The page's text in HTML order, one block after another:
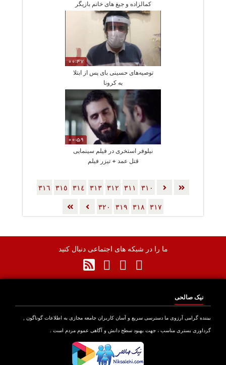
کمالزاده و جیغ های خانم بازیگر
00:47
توصیه‌های حسینی بای پس از ابتلا
به کرونا
00:59
نیلوفر استخری در فیلم سینمایی
قتل عمد + تیزر فیلم
٣١٠ ٣١١ ٣١٢ ٣١٣ ٣١٤ ٣١٥ ٣١٦
٣١٧ ٣١٨ ٣١٩ ٣٢٠
ما را در شبکه های اجتماعی دنبال کنید
نیک صالحی
بیننده گرامی آرزوی ما دسترسی سریع و آسان کاربران جامعه مجازی به اطلاعات گوناگون ,
گرداوری بستری مناسب ، جهت بهبود سطح دانش و آگاهی عموم مردم است .